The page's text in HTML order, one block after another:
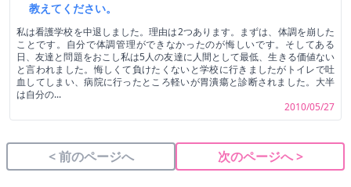
教えてください。
私は看護学校を中退しました。理由は2つあります。まずは、体調を崩した
ことです。自分で体調管理ができなかったのが悔しいです。そしてある
日、友達と問題をおこし私は5人の友達に人間として最低、生きる価値ない
と言われました。悔しくて負けたくないと学校に行きましたがトイレで吐
血してしまい、病院に行ったところ軽いが胃潰瘍と診断されました。大半
は自分の...
2010/05/27
< 前のページへ 次のページへ >